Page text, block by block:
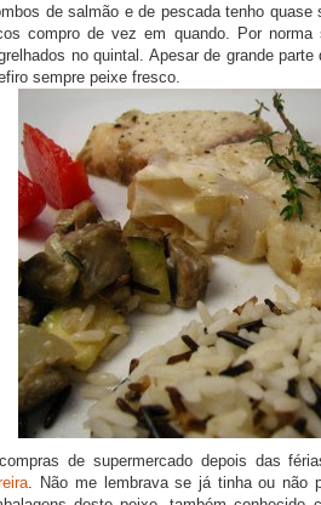
de salmão e de pescada tenho
compro de vez em quando. Por norma
no quintal. Apesar de grande
sempre peixe fresco.
de supermercado depois das
. Não me lembrava se já tinha ou não
COMPRAR LIVRO